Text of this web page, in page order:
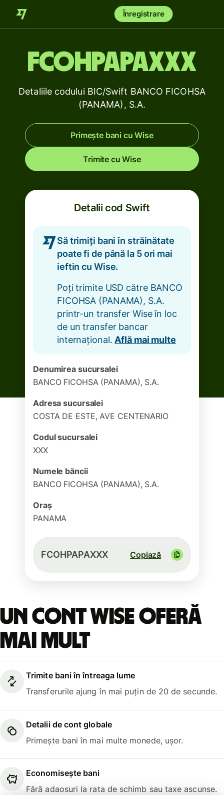
Înregistrare
FCOHPAPAXXX
Detaliile codului BIC/Swift BANCO FICOHSA
(PANAMA), S.A.
Primește bani cu Wise
Trimite cu Wise
Detalii cod Swift
Să trimiți bani în străinătate
poate fi de până la 5 ori mai
ieftin cu Wise.
Poți trimite USD către BANCO
FICOHSA (PANAMA), S.A.
printr-un transfer Wise în loc
de un transfer bancar
internațional. Află mai multe
Denumirea sucursalei
BANCO FICOHSA (PANAMA), S.A.
Adresa sucursalei
COSTA DE ESTE, AVE CENTENARIO
Codul sucursalei
XXX
Numele băncii
BANCO FICOHSA (PANAMA), S.A.
Oraș
PANAMA
FCOHPAPAXXX Copiază
Un cont Wise oferă
mai mult
Trimite bani în întreaga lume
Transferurile ajung în mai puțin de 20 de secunde.
Detalii de cont globale
Primește bani în mai multe monede, ușor.
Economisește bani
Fără adaosuri la rata de schimb sau taxe ascunse.